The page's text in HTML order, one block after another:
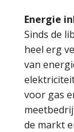
Energie
Sinds de
heel erg
van
voor gas
de markt